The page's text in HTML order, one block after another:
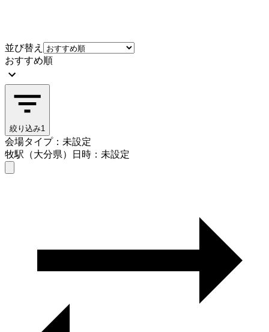
並び替え
おすすめ順
絞り込み1
会場タイプ：未設定
牧駅（大分県）
日時：未設定